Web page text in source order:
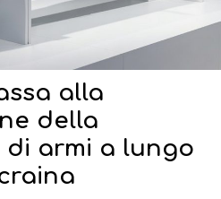
alla
della
di armi a lungo